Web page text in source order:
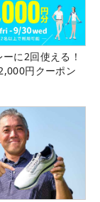
に2回使える！
円クーポン